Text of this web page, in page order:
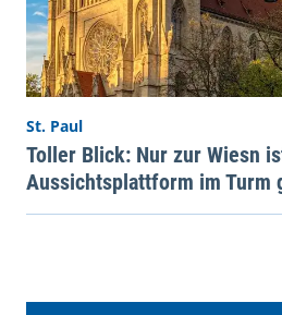
St. Paul
Toller Blick: Nur zur Wiesn
Aussichtsplattform im Turm